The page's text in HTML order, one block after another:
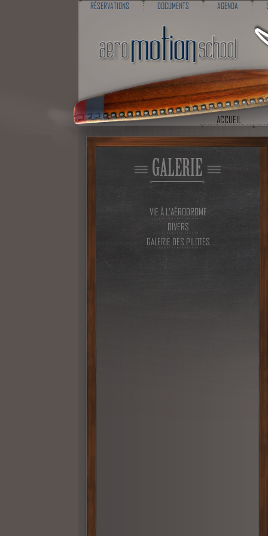
RÉSERVATIONS DOCUMENTS AGENDA
ACCUEIL
GALERIE
VIE À L'AÉRODROME
DIVERS
GALERIE DES PILOTES